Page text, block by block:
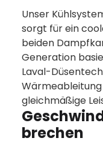
Unser
sorgt für ein
beiden
Generation
Laval-
gleichmäßige
brechen